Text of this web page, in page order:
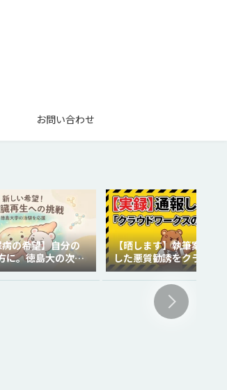
お問い合わせ
の希望】自分の
に。徳島大の次世
【晒します】執筆案件で
した悪質勧誘をクラウド
クスに通報しました。